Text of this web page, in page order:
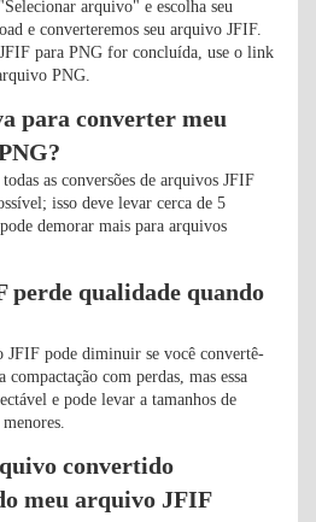
arquivo" e escolha seu
e converteremos seu arquivo JFIF.
para PNG for concluída, use o link
PNG.
para converter meu
as conversões de arquivos JFIF
isso deve levar cerca de 5
demorar mais para arquivos
qualidade quando
JFIF pode diminuir se você convertê-
com perdas, mas essa
e pode levar a tamanhos de
convertido
meu arquivo JFIF